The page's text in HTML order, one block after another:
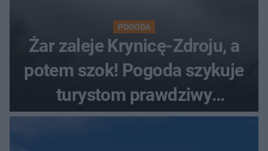
POGODA
Żar zaleje Krynicę-Zdroju, a
potem szok! Pogoda szykuje
turystom prawdziwy
rollercoaster